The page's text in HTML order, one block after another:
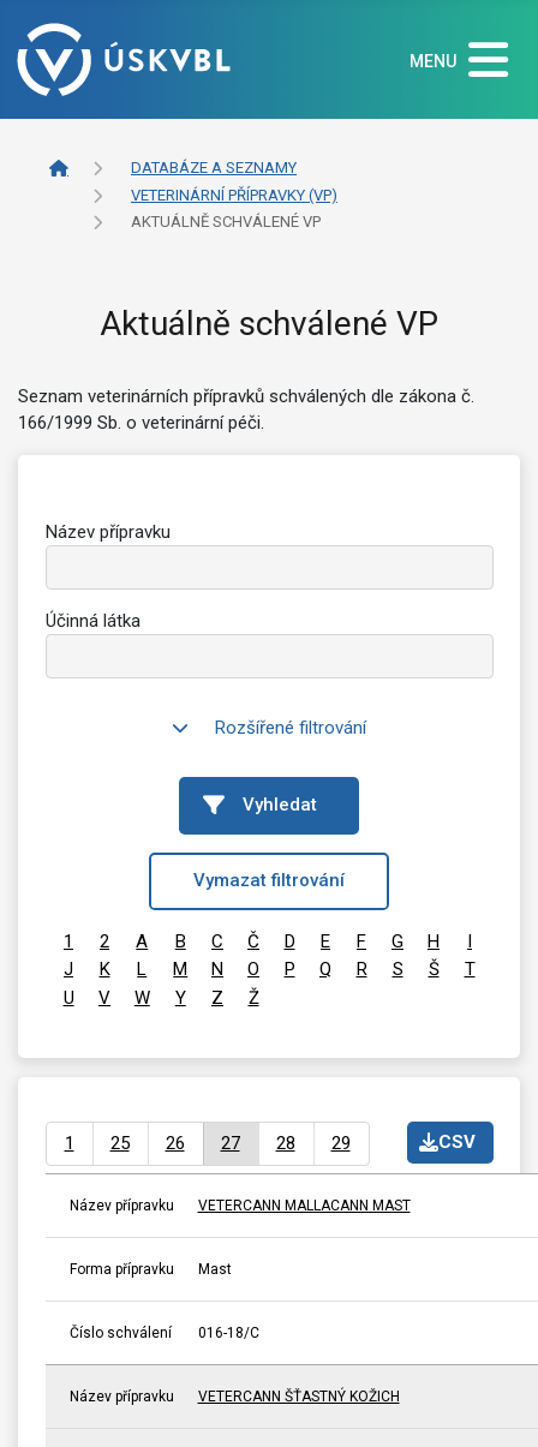
MENU
DATABÁZE A SEZNAMY
VETERINÁRNÍ PŘÍPRAVKY (VP)
AKTUÁLNĚ SCHVÁLENÉ VP
Aktuálně schválené VP
Seznam veterinárních přípravků schválených dle zákona č.
166/1999 Sb. o veterinární péči.
Název přípravku
Účinná látka
Rozšířené filtrování
Vyhledat
Vymazat filtrování
1 2 A B C Č D E F G H
I
J
K L M N O P Q R S Š
T
U
V W Y Z Ž
CSV
1 25 26 27 28 29
Název přípravku VETERCANN MALLACANN MAST
Forma přípravku Mast
Číslo schválení 016-18/C
Název přípravku VETERCANN ŠŤASTNÝ KOŽICH